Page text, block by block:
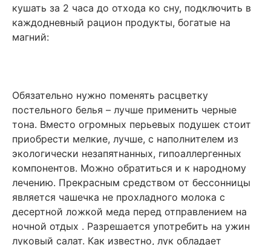
кушать за 2 часа до отхода ко сну, подключить в
каждодневный рацион продукты, богатые на
магний:
Обязательно нужно поменять расцветку
постельного белья – лучше применить черные
тона. Вместо огромных перьевых подушек стоит
приобрести мелкие, лучше, с наполнителем из
экологически незапятнанных, гипоаллергенных
компонентов. Можно обратиться и к народному
лечению. Прекрасным средством от бессонницы
является чашечка не прохладного молока с
десертной ложкой меда перед отправлением на
ночной отдых . Разрешается употребить на ужин
луковый салат. Как известно, лук обладает